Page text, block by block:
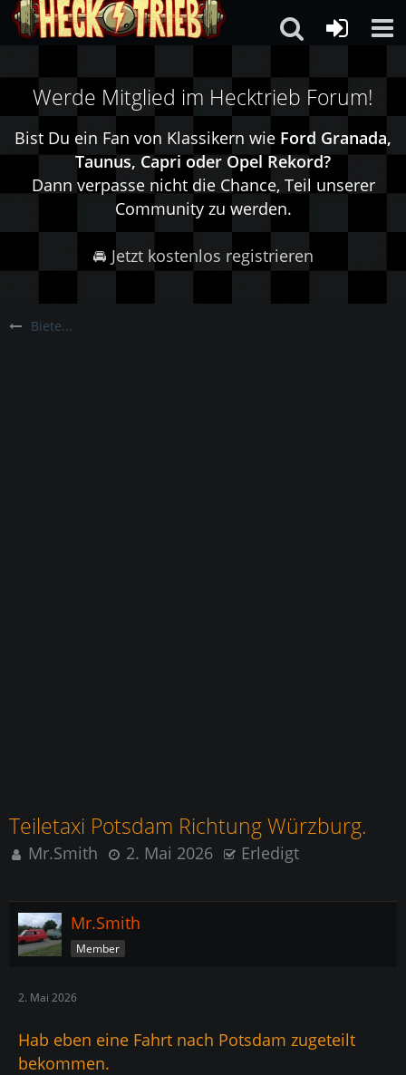
Werde Mitglied im Hecktrieb Forum!
Bist Du ein Fan von Klassikern wie Ford Granada,
Taunus, Capri oder Opel Rekord?
Dann verpasse nicht die Chance, Teil unserer
Community zu werden.
🚘 Jetzt kostenlos registrieren
Biete...
Teiletaxi Potsdam Richtung Würzburg.
Mr.Smith 2. Mai 2026 Erledigt
Mr.Smith
Member
2. Mai 2026
Hab eben eine Fahrt nach Potsdam zugeteilt
bekommen.